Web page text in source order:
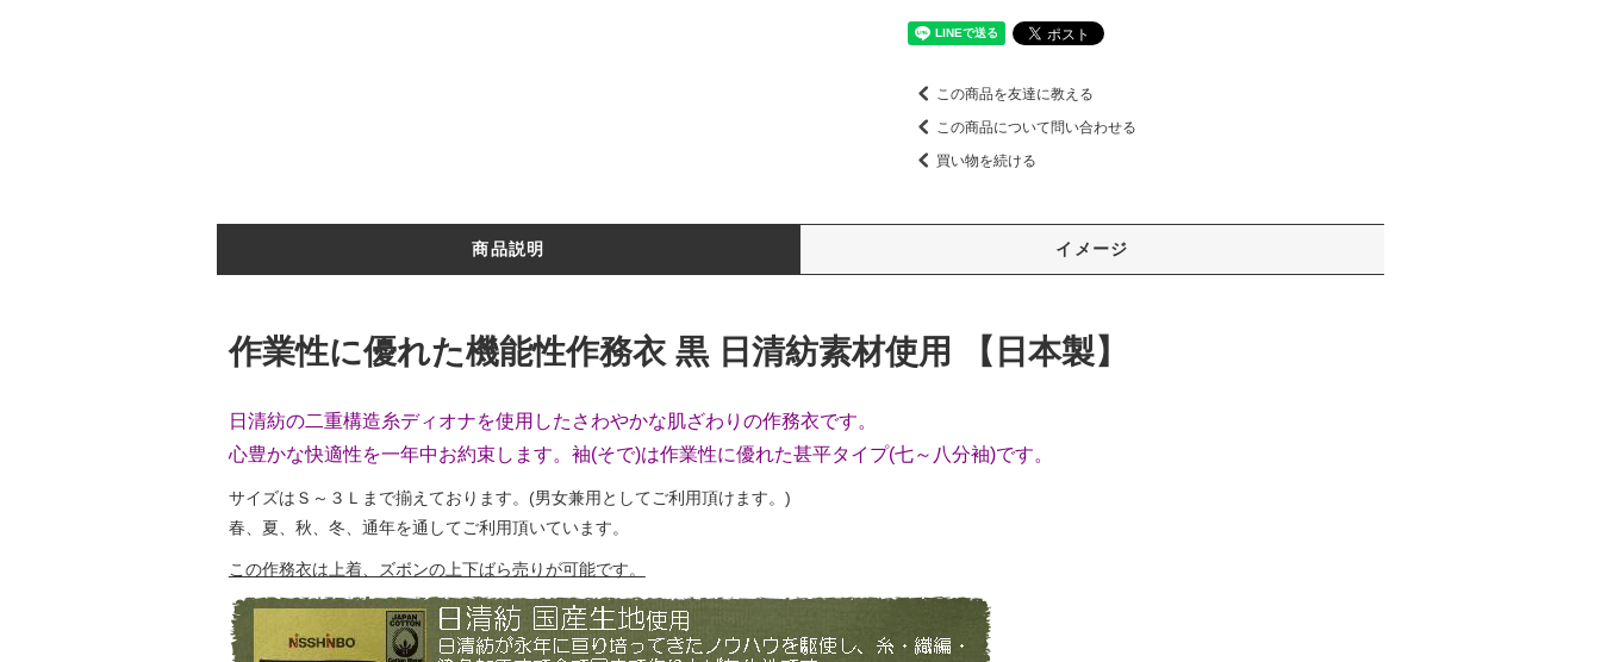
この商品を友達に教える
この商品について問い合わせる
買い物を続ける
商品説明 イメージ
作業性に優れた機能性作務衣 黒 日清紡素材使用 【日本製】
日清紡の二重構造糸ディオナを使用したさわやかな肌ざわりの作務衣です。
心豊かな快適性を一年中お約束します。袖(そで)は作業性に優れた甚平タイプ(七～八分袖)です。
サイズはＳ～３Ｌまで揃えております。(男女兼用としてご利用頂けます。)
春、夏、秋、冬、通年を通してご利用頂いています。
この作務衣は上着、ズボンの上下ばら売りが可能です。